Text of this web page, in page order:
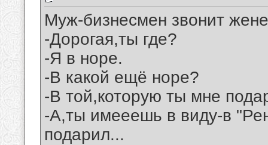
Муж-бизнесмен звонит
-Дорогая,ты где?
-Я в норе.
-В какой ещё норе?
-В той,которую ты мне
-А,ты имееешь в виду-в
подарил...